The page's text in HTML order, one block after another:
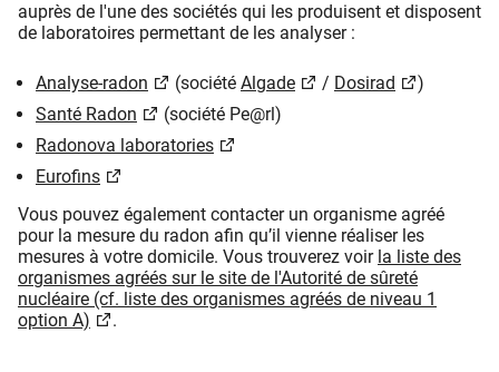
auprès de l'une des sociétés qui les produisent et disposent
de laboratoires permettant de les analyser :
Analyse-radon (société Algade / Dosirad
)
Santé Radon
(société Pe@rl)
Radonova laboratories
Eurofins​
Vous pouvez également contacter un organisme agréé
pour la mesure du radon afin qu’il vienne réaliser les
mesures à votre domicile. Vous trouverez voir la liste des
organismes agréés sur le site de l'Autorité de sûreté
nucléaire (cf. liste des organismes agréés de niveau 1
option A)
.